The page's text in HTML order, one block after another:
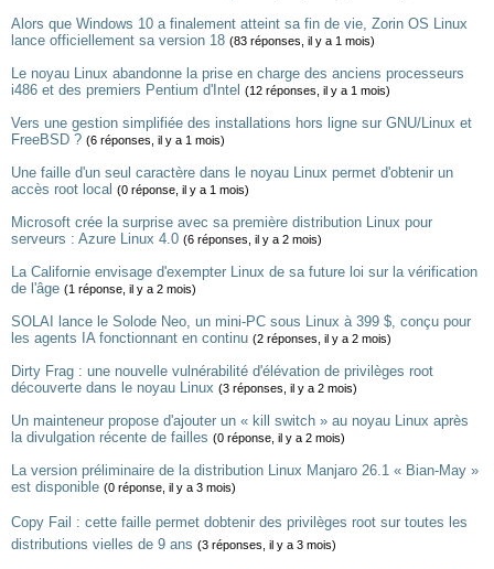
Alors que Windows 10 a finalement atteint sa fin de vie, Zorin OS Linux
lance officiellement sa version 18 (83 réponses, il y a 1 mois)
Le noyau Linux abandonne la prise en charge des anciens processeurs
i486 et des premiers Pentium d'Intel (12 réponses, il y a 1 mois)
Vers une gestion simplifiée des installations hors ligne sur GNU/Linux et
FreeBSD ? (6 réponses, il y a 1 mois)
Une faille d'un seul caractère dans le noyau Linux permet d'obtenir un
accès root local (0 réponse, il y a 1 mois)
Microsoft crée la surprise avec sa première distribution Linux pour
serveurs : Azure Linux 4.0 (6 réponses, il y a 2 mois)
La Californie envisage d'exempter Linux de sa future loi sur la vérification
de l'âge (1 réponse, il y a 2 mois)
SOLAI lance le Solode Neo, un mini-PC sous Linux à 399 $, conçu pour
les agents IA fonctionnant en continu (2 réponses, il y a 2 mois)
Dirty Frag : une nouvelle vulnérabilité d'élévation de privilèges root
découverte dans le noyau Linux (3 réponses, il y a 2 mois)
Un mainteneur propose d'ajouter un « kill switch » au noyau Linux après
la divulgation récente de failles (0 réponse, il y a 2 mois)
La version préliminaire de la distribution Linux Manjaro 26.1 « Bian-May »
est disponible (0 réponse, il y a 3 mois)
Copy Fail : cette faille permet dobtenir des privilèges root sur toutes les
distributions vielles de 9 ans (3 réponses, il y a 3 mois)